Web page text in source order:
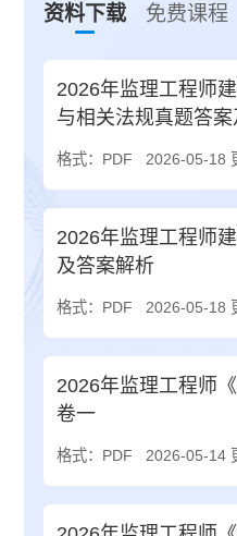
资料下载 免费课程
2026年监理工程师
与相关法规真题答
格式：PDF 2026-05-18
2026年监理工程师
及答案解析
格式：PDF 2026-05-18
2026年监理工程师
卷一
格式：PDF 2026-05-14